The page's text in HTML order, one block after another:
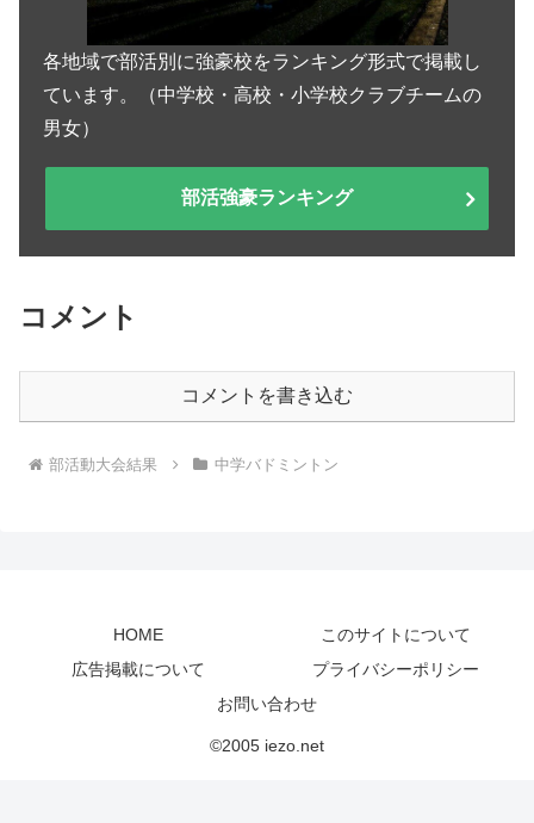
各地域で部活別に強豪校をランキング形式で掲載し
ています。（中学校・高校・小学校クラブチームの
男女）
部活強豪ランキング
コメント
コメントを書き込む
部活動大会結果 中学バドミントン
HOME
このサイトについて
広告掲載について
プライバシーポリシー
お問い合わせ
©2005 iezo.net